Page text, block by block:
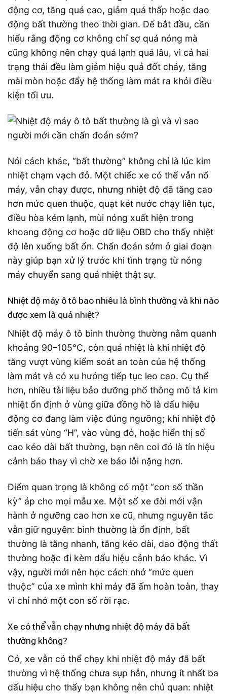
động cơ, tăng quá cao, giảm quá thấp hoặc dao
động bất thường theo thời gian. Để bắt đầu, cần
hiểu rằng động cơ không chỉ sợ quá nóng mà
cũng không nên chạy quá lạnh quá lâu, vì cả hai
trạng thái đều làm giảm hiệu quả đốt cháy, tăng
mài mòn hoặc đẩy hệ thống làm mát ra khỏi điều
kiện tối ưu.
Nói cách khác, “bất thường” không chỉ là lúc kim
nhiệt chạm vạch đỏ. Một chiếc xe có thể vẫn nổ
máy, vẫn chạy được, nhưng nhiệt độ đã tăng cao
hơn mức quen thuộc, quạt két nước chạy liên tục,
điều hòa kém lạnh, mùi nóng xuất hiện trong
khoang động cơ hoặc dữ liệu OBD cho thấy nhiệt
độ lên xuống bất ổn. Chẩn đoán sớm ở giai đoạn
này giúp bạn xử lý trước khi tình trạng từ nóng
máy chuyển sang quá nhiệt thật sự.
Nhiệt độ máy ô tô bao nhiêu là bình thường và khi nào
được xem là quá nhiệt?
Nhiệt độ máy ô tô bình thường thường nằm quanh
khoảng 90–105°C, còn quá nhiệt là khi nhiệt độ
tăng vượt vùng kiểm soát an toàn của hệ thống
làm mát và có xu hướng tiếp tục leo cao. Cụ thể
hơn, nhiều tài liệu bảo dưỡng phổ thông mô tả kim
nhiệt ổn định ở vùng giữa đồng hồ là dấu hiệu
động cơ đang làm việc đúng ngưỡng; khi nhiệt độ
tiến sát vùng “H”, vào vùng đỏ, hoặc hiển thị số
cao kéo dài bất thường, bạn nên coi đó là tín hiệu
cảnh báo thay vì chờ xe báo lỗi nặng hơn.
Điểm quan trọng là không có một “con số thần
kỳ” áp cho mọi mẫu xe. Một số xe đời mới vận
hành ở ngưỡng cao hơn xe cũ, nhưng nguyên tắc
vẫn giữ nguyên: bình thường là ổn định, bất
thường là tăng nhanh, tăng kéo dài, dao động thất
thường hoặc đi kèm dấu hiệu cảnh báo khác. Vì
vậy, người mới nên học cách nhớ “mức quen
thuộc” của xe mình khi máy đã ấm hoàn toàn, thay
vì chỉ nhớ một con số rời rạc.
Xe có thể vẫn chạy nhưng nhiệt độ máy đã bất
thường không?
Có, xe vẫn có thể chạy khi nhiệt độ máy đã bất
thường vì hệ thống chưa sụp hẳn, nhưng ít nhất ba
dấu hiệu cho thấy bạn không nên chủ quan: nhiệt